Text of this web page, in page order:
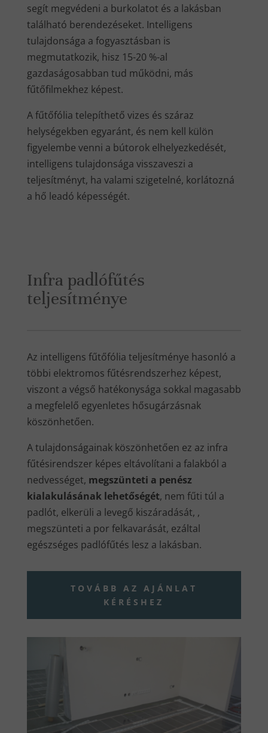
segít megvédeni a burkolatot és a lakásban
található berendezéseket. Intelligens
tulajdonsága a fogyasztásban is
megmutatkozik, hisz 15-20 %-al
gazdaságosabban tud működni, más
fűtőfilmekhez képest.
A fűtőfólia telepíthető vizes és száraz
helységekben egyaránt, és nem kell külön
figyelembe venni a bútorok elhelyezkedését,
intelligens tulajdonsága visszaveszi a
teljesítményt, ha valami szigetelné, korlátozná
a hő leadó képességét.
Infra padlófűtés
teljesítménye
Az intelligens fűtőfólia teljesítménye hasonló a
többi elektromos fűtésrendszerhez képest,
viszont a végső hatékonysága sokkal magasabb
a megfelelő egyenletes hősugárzásnak
köszönhetően.
A tulajdonságainak köszönhetően ez az infra
fűtésirendszer képes eltávolítani a falakból a
nedvességet, megszünteti a penész
kialakulásának lehetőségét, nem fűti túl a
padlót, elkerüli a levegő kiszáradását, ,
megszünteti a por felkavarását, ezáltal
egészséges padlófűtés lesz a lakásban.
TOVÁBB AZ AJÁNLAT
KÉRÉSHEZ